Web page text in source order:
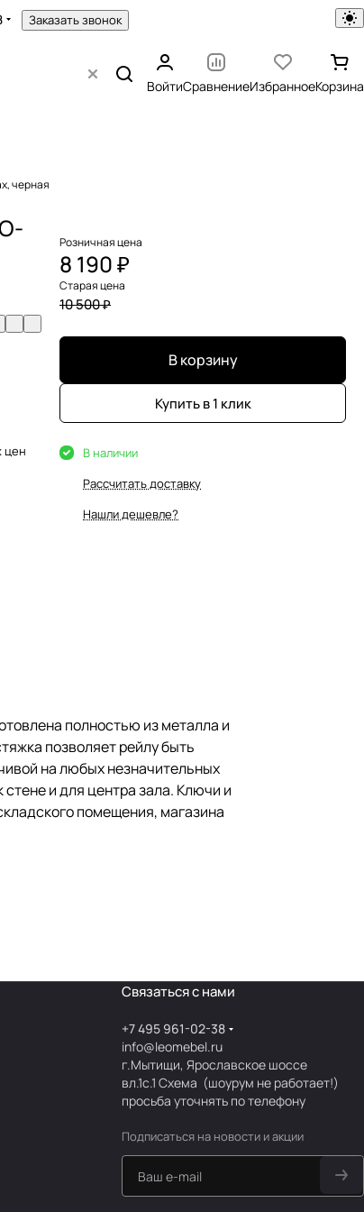
Заказать звонок
ВойтиСравнениеИзбранноеКорзина
черная
цен
Розничная цена
8 190 ₽
Старая цена
10 500 ₽
В корзину
Купить в 1 клик
В наличии
Рассчитать доставку
Нашли дешевле?
полностью из металла и
позволяет рейлу быть
на любых незначительных
и для центра зала. Ключи и
помещения, магазина
Связаться с нами
+7 495 961-02-38
info@leomebel.ru
г.Мытищи, Ярославское шоссе
вл.1с.1Схема (шоурум не работает!)
просьба уточнять по телефону
Подписаться на новости и акции